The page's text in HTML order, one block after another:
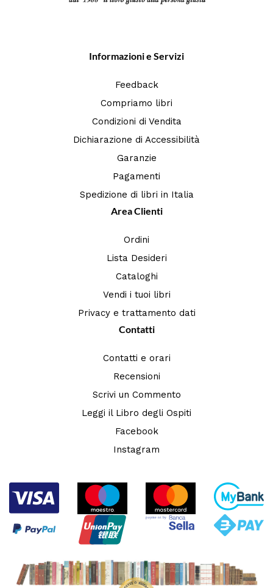
Informazioni e Servizi
Feedback
Compriamo libri
Condizioni di Vendita
Dichiarazione di Accessibilità
Garanzie
Pagamenti
Spedizione di libri in Italia
Area Clienti
Ordini
Lista Desideri
Cataloghi
Vendi i tuoi libri
Privacy e trattamento dati
Contatti
Contatti e orari
Recensioni
Scrivi un Commento
Leggi il Libro degli Ospiti
Facebook
Instagram